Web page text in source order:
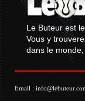
Le Buteur est
Vous y
dans le
Email :